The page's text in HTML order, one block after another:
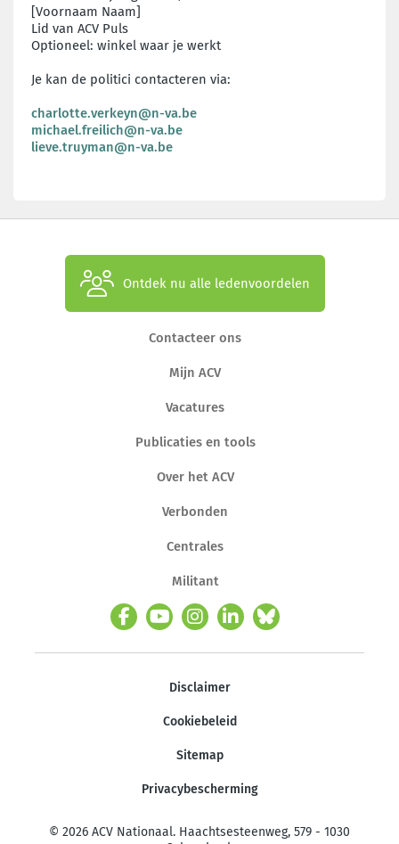
[Voornaam Naam]
Lid van ACV Puls
Optioneel: winkel waar je werkt
Je kan de politici contacteren via:
charlotte.verkeyn@n-va.be
michael.freilich@n-va.be
lieve.truyman@n-va.be
Ontdek nu alle ledenvoordelen
Contacteer ons
Mijn ACV
Vacatures
Publicaties en tools
Over het ACV
Verbonden
Centrales
Militant
Disclaimer
Cookiebeleid
Sitemap
Privacybescherming
© 2026 ACV Nationaal. Haachtsesteenweg, 579 - 1030